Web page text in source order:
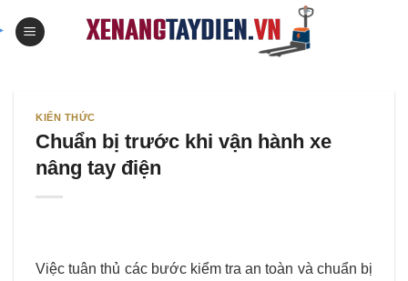
to
KIẾN THỨC
Chuẩn bị trước khi vận hành xe
nâng tay điện
Việc tuân thủ các bước kiểm tra an toàn và chuẩn bị